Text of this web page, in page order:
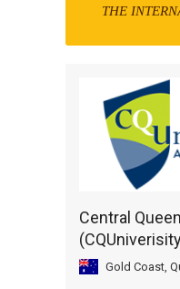
THE
Central
Gold Coast,